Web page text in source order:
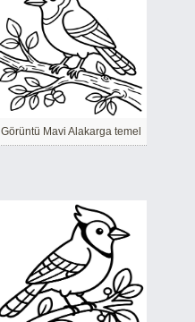
Görüntü Mavi Alakarga temel